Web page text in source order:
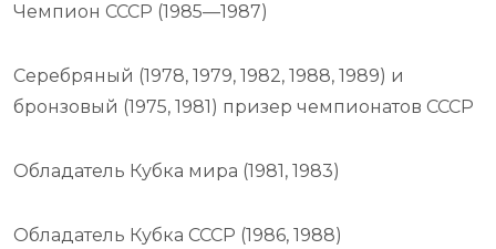
Чемпион СССР (1985—1987)
Серебряный (1978, 1979, 1982, 1988, 1989) и
бронзовый (1975, 1981) призер чемпионатов СССР
Обладатель Кубка мира (1981, 1983)
Обладатель Кубка СССР (1986, 1988)